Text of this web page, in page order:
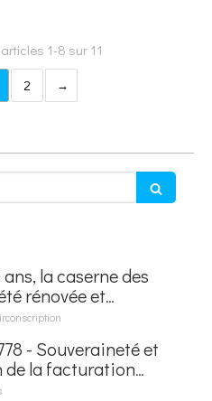
1-8 sur 11
2
ans, la caserne des
rénovée et
d'Hubert
- Souveraineté et
de la facturation